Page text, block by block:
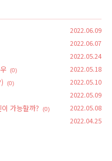
2022.06.09
2022.06.07
2022.05.24
(0) 2022.05.18
(0) 2022.05.10
2022.05.09
가능할까? (0) 2022.05.08
2022.04.25